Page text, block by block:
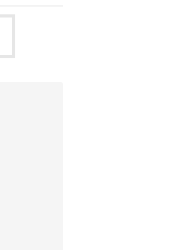
だったシル
端にひざの
なでながら
動だにしな
腕にしがみ